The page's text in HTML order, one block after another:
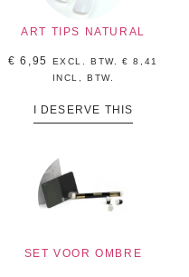
ART TIPS NATURAL
€ 6,95 EXCL. BTW.€ 8,41
INCL, BTW.
I DESERVE THIS
SET VOOR OMBRE